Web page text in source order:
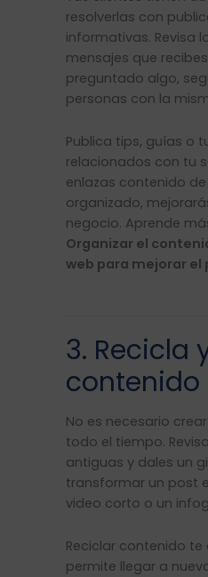
resolverlas con
informativas. Revisa
mensajes que
preguntado algo,
personas con la
Publica tips, guías o
relacionados con tu
enlazas contenido
organizado,
negocio. Aprende
Organizar el
web para mejorar
3. Recicla
contenido
No es necesario
todo el tiempo.
antiguas y dales un
transformar un post
video corto o un
Reciclar contenido
permite llegar a